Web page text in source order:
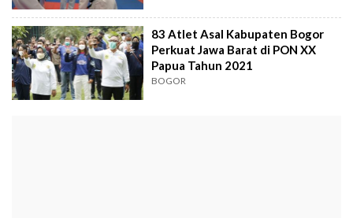
83 Atlet Asal Kabupaten Bogor
Perkuat Jawa Barat di PON XX
Papua Tahun 2021
BOGOR